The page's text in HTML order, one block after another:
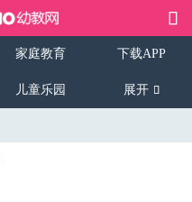
家庭教育 下载APP
儿童乐园 展开